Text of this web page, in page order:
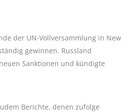
der UN-Vollversammlung in New
gewinnen. Russland
Sanktionen und kündigte
Berichte, denen zufolge